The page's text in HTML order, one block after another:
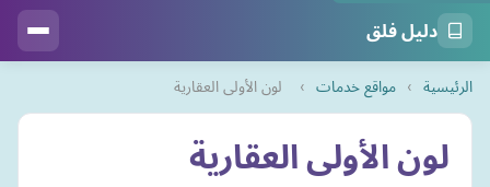
دليل فلق
الرئيسية › مواقع خدمات › لون الأولى العقارية
لون الأولى العقارية